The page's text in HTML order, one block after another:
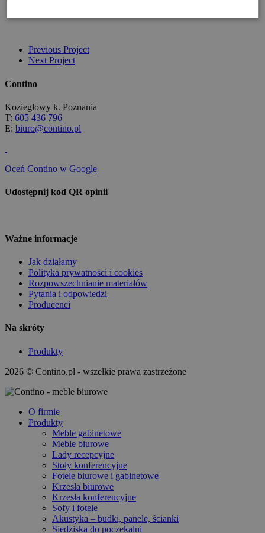
Previous Project
Next Project
Contino
Koziegłowy k. Poznania
T: 605 436 796
E: biuro@contino.pl
Oceń Contino w Google
Udostępnij kod QR opinii
Ważne informacje
Jak działamy
Polityka prywatności i cookies
Rozpowszechnianie materiałów
Pytania i odpowiedzi
Producenci
Na skróty
Produkty
2026 © Contino.pl - wszelkie prawa zastrzeżone
O firmie
Produkty
Meble gabinetowe
Meble biurowe
Lady recepcyjne
Stoły konferencyjne
Fotele biurowe i gabinetowe
Krzesła biurowe
Krzesła konferencyjne
Sofy i fotele
Akustyka – budki, panele, ścianki
Siedziska do poczekalni